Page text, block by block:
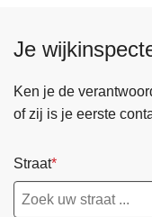
Je
Ken je de
of zij is je eerste
Straat